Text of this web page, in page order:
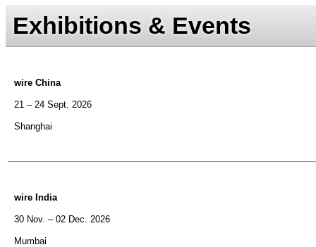
Exhibitions & Events
wire China
21 – 24 Sept. 2026
Shanghai
wire India
30 Nov. – 02 Dec. 2026
Mumbai